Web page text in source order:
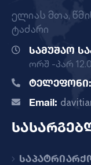
ელიას მთა,
ტაძარი
სამუშაო
ორშ -პარ
ტელეფონი:
Email: